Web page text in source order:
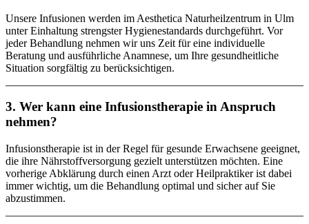
Unsere Infusionen werden im Aesthetica Naturheilzentrum in Ulm
unter Einhaltung strengster Hygienestandards durchgeführt. Vor
jeder Behandlung nehmen wir uns Zeit für eine individuelle
Beratung und ausführliche Anamnese, um Ihre gesundheitliche
Situation sorgfältig zu berücksichtigen.
3. Wer kann eine Infusionstherapie in Anspruch
nehmen?
Infusionstherapie ist in der Regel für gesunde Erwachsene geeignet,
die ihre Nährstoffversorgung gezielt unterstützen möchten. Eine
vorherige Abklärung durch einen Arzt oder Heilpraktiker ist dabei
immer wichtig, um die Behandlung optimal und sicher auf Sie
abzustimmen.